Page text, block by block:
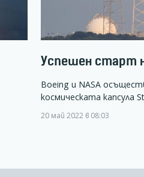
Успешен старт
Boeing и NASA
космическата капсула
20 май 2022 в 08:03